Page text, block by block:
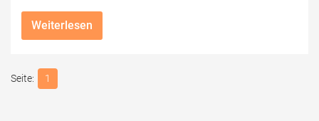
Weiterlesen
1